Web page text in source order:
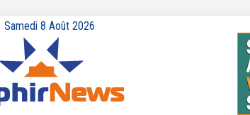
Samedi 8 Août 2026